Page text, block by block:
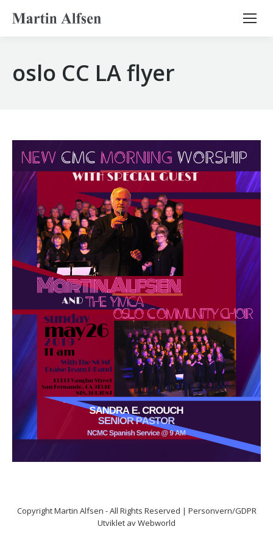
Search:
oslo CC LA flyer
CopyrightMartin Alfsen - All Rights Reserved | Personvern/GDPR
Utviklet avWebworld